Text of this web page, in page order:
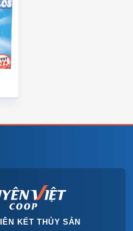
KẾT THỦY SẢN